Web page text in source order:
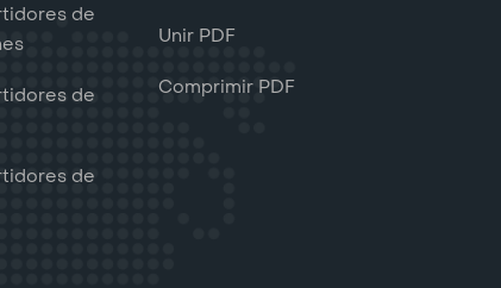
de
de
de
Unir PDF
Comprimir PDF